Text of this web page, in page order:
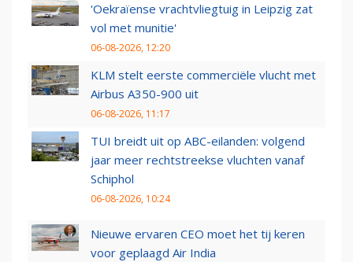
'Oekraïense vrachtvliegtuig in Leipzig zat
vol met munitie'
06-08-2026, 12:20
KLM stelt eerste commerciële vlucht met
Airbus A350-900 uit
06-08-2026, 11:17
TUI breidt uit op ABC-eilanden: volgend
jaar meer rechtstreekse vluchten vanaf
Schiphol
06-08-2026, 10:24
Nieuwe ervaren CEO moet het tij keren
voor geplaagd Air India